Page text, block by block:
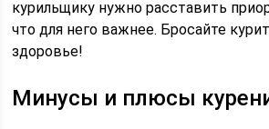
курильщику нужно расставить
что для него важнее. Бросайте
здоровье!
Минусы и плюсы